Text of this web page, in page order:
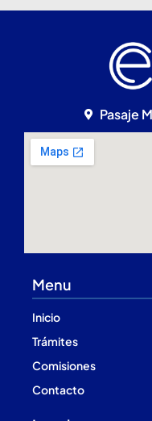
Pasaje
Menu
Inicio
Trámites
Comisiones
Contacto